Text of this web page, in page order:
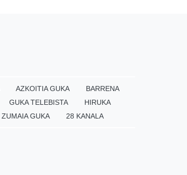
AZKOITIA GUKA
BARRENA
GUKA TELEBISTA
HIRUKA
ZUMAIA GUKA 28 KANALA